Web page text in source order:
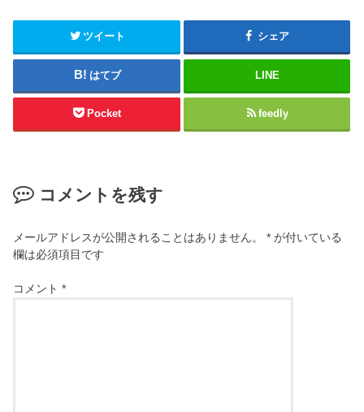
ツイート シェア
はてブ LINE
Pocket feedly
コメントを残す
メールアドレスが公開されることはありません。 * が付いている
欄は必須項目です
コメント*